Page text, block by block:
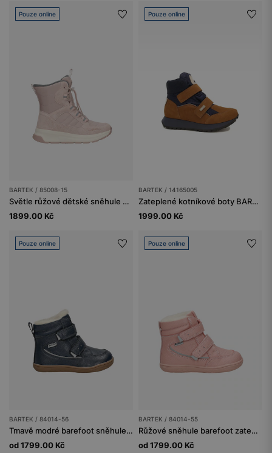
Pouze online
BARTEK / 85008-15
Světle růžové dětské sněhule BARTEK 85008-15
1899.00 Kč
Pouze online
BARTEK / 14165005
Zateplené kotníkové boty BARTEK 14165005, hnědě-modré
1999.00 Kč
Pouze online
BARTEK / 84014-56
Tmavě modré barefoot sněhule zateplené vlnou BARTEK 84014-56
od 1799.00 Kč
Pouze online
BARTEK / 84014-55
Růžové sněhule barefoot zateplené vlnou BARTEK 84014-55
od 1799.00 Kč